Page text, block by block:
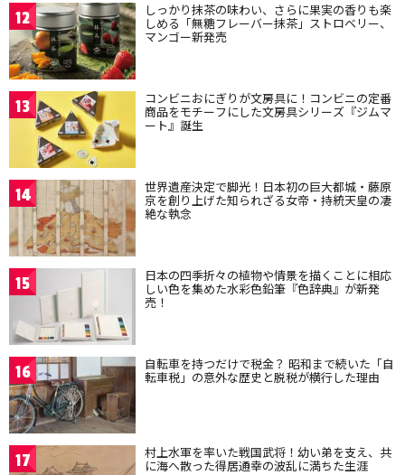
12 しっかり抹茶の味わい、さらに果実の香りも楽
しめる「無糖フレーバー抹茶」ストロベリー、
マンゴー新発売
13 コンビニおにぎりが文房具に！コンビニの定番
商品をモチーフにした文房具シリーズ『ジムマ
ート』誕生
14 世界遺産決定で脚光！日本初の巨大都城・藤原
京を創り上げた知られざる女帝・持統天皇の凄
絶な執念
15 日本の四季折々の植物や情景を描くことに相応
しい色を集めた水彩色鉛筆『色辞典』が新発
売！
16 自転車を持つだけで税金？ 昭和まで続いた「自
転車税」の意外な歴史と脱税が横行した理由
17 村上水軍を率いた戦国武将！幼い弟を支え、共
に海へ散った得居通幸の波乱に満ちた生涯